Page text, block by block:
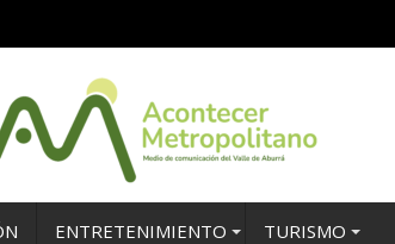
ENTRETENIMIENTO TURISMO